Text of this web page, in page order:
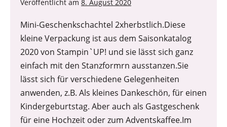
Veröffentlicht am 8. August 2020
Mini-Geschenkschachtel 2xherbstlich.Diese
kleine Verpackung ist aus dem Saisonkatalog
2020 von Stampin`UP! und sie lässt sich ganz
einfach mit den Stanzformrn ausstanzen.Sie
lässt sich für verschiedene Gelegenheiten
anwenden, z.B. Als kleines Dankeschön, für einen
Kindergeburtstag. Aber auch als Gastgeschenk
für eine Hochzeit oder zum Adventskaffee.Im